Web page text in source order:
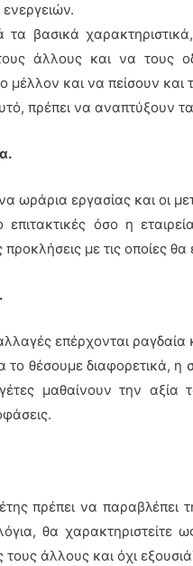
βασικά
άλλους και να τους
μέλλον και να πείσουν και
πρέπει να αναπτύξουν
.
ωράρια εργασίας και οι
επιτακτικές όσο η
προκλήσεις με τις οποίες
.
επέρχονται
το θέσουμε διαφορετικά, η
μαθαίνουν την αξία
πρέπει να παραβλέπει
θα χαρακτηριστείτε
τους άλλους και όχι